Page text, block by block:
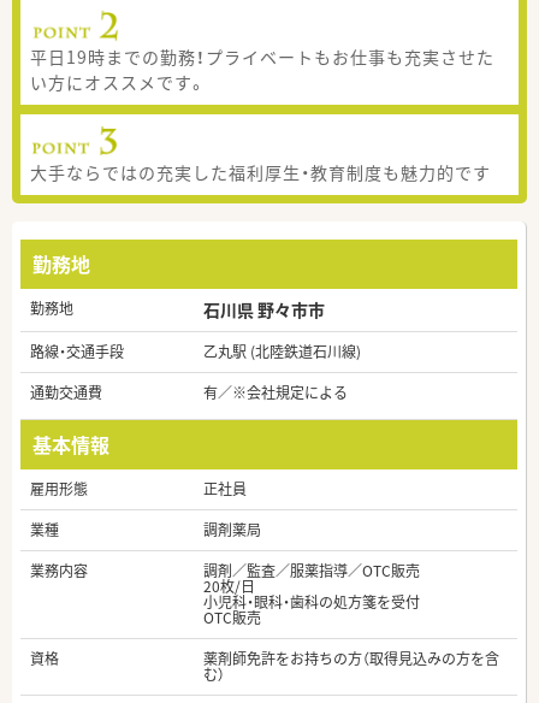
平日19時までの勤務！プライベートもお仕事も充実させた
い方にオススメです。
大手ならではの充実した福利厚生・教育制度も魅力的です
勤務地
勤務地 石川県 野々市市
路線・交通手段
乙丸駅 (北陸鉄道石川線)
通勤交通費
有／※会社規定による
基本情報
雇用形態
正社員
業種
調剤薬局
業務内容
調剤／監査／服薬指導／OTC販売
20枚/日
小児科・眼科・歯科の処方箋を受付
OTC販売
資格
薬剤師免許をお持ちの方（取得見込みの方を含
む）